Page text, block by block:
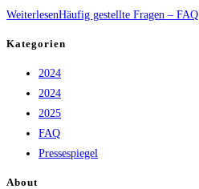
WeiterlesenHäufig gestellte Fragen – FAQ
Kategorien
2024
2024
2025
FAQ
Pressespiegel
About